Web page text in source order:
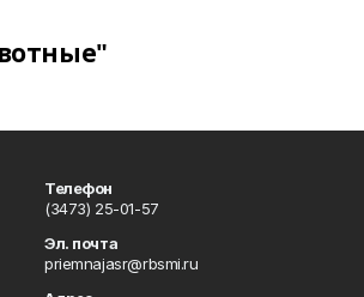
Телефон
(3473) 25-01-57
Эл. почта
priemnajasr@rbsmi.ru